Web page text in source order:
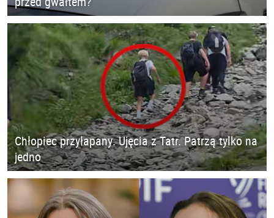
Chłopiec przyłapany. Ujęcia z Tatr. Patrzą tylko na
jedno